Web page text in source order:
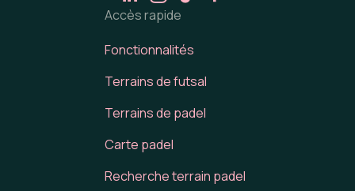
Accès rapide
Fonctionnalités
Terrains de futsal
Terrains de padel
Carte padel
Recherche terrain padel